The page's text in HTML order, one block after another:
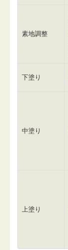
素地調整
下塗り
中塗り
上塗り